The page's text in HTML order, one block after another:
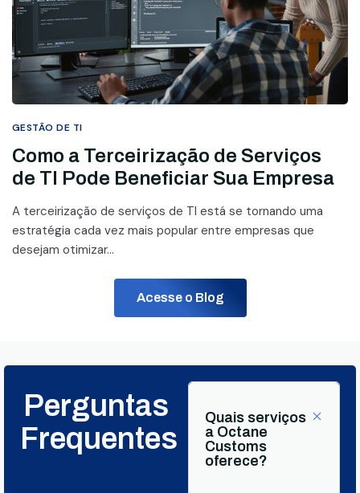
GESTÃO DE TI
Como a Terceirização de Serviços
de TI Pode Beneficiar Sua Empresa
A terceirização de serviços de TI está se tornando uma
estratégia cada vez mais popular entre empresas que
desejam otimizar...
Acesse o Blog
Perguntas
Frequentes
Quais serviços
a Octane
Customs
oferece?